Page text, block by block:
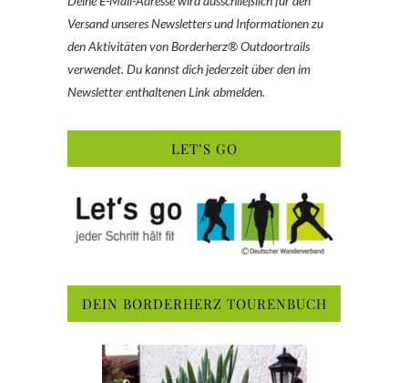
Versand unseres Newsletters und Informationen zu
den Aktivitäten von Borderherz® Outdoortrails
verwendet. Du kannst dich jederzeit über den im
Newsletter enthaltenen Link abmelden.
LET’S GO
DEIN BORDERHERZ TOURENBUCH